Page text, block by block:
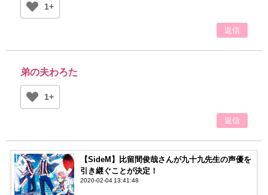
1+
返信
弟の夫わろた
1+
返信
【SideM】比留間俊哉さんが九十九先生の声優を
引き継ぐことが決定！
2020-02-04 13:41:48